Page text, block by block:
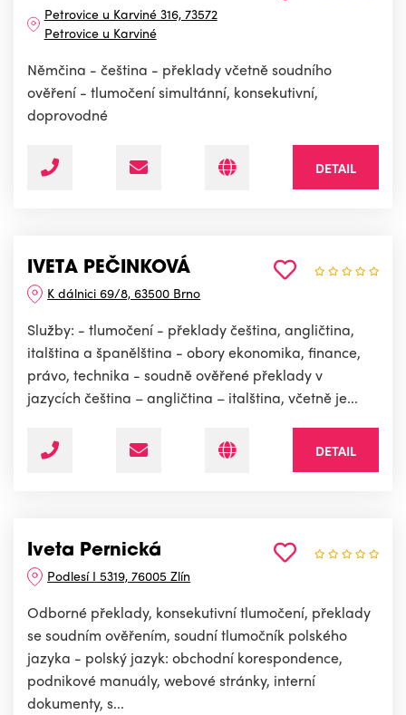
Petrovice u Karviné 316, 73572
Petrovice u Karviné
Němčina - čeština - překlady včetně soudního
ověření - tlumočení simultánní, konsekutivní,
doprovodné
DETAIL
IVETA PEČINKOVÁ
K dálnici 69/8, 63500 Brno
Služby: - tlumočení - překlady čeština, angličtina,
italština a španělština - obory ekonomika, finance,
právo, technika - soudně ověřené překlady v
jazycích čeština – angličtina – italština, včetně je...
DETAIL
Iveta Pernická
Podlesí I 5319, 76005 Zlín
Odborné překlady, konsekutivní tlumočení, překlady
se soudním ověřením, soudní tlumočník polského
jazyka - polský jazyk: obchodní korespondence,
podnikové manuály, webové stránky, interní
dokumenty, s...